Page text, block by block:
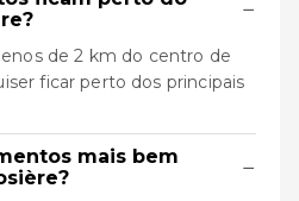
−
de 2 km do centro de
ficar perto dos principais
mais bem
−